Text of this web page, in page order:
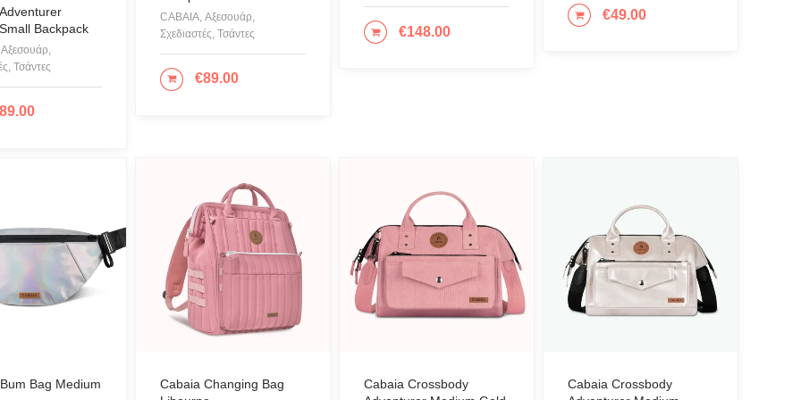
or Search Button
BY ICEBERG
Backpack
Τσάντες
89.00ΣΤΟ ΚΑΛΆΘΙ
CABAIA, Αξεσουάρ,
Σχεδιαστές, Τσάντες
€89.00
ΠΡΟΣΘΉΚΗ ΣΤΟ ΚΑΛΆΘΙ
€148.00
ΠΡΟΣΘΉΚΗ ΣΤΟ ΚΑΛΆΘΙ
€49.00
ΠΡΟΣΘΉΚΗ ΣΤΟ ΚΑΛΆΘΙ
Bag Medium
Cabaia Changing Bag
Cabaia Crossbody
Cabaia Crossbody